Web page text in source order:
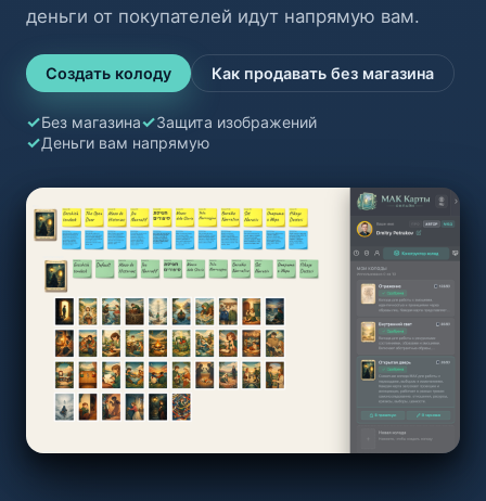
деньги от покупателей идут напрямую вам.
Создать колоду Как продавать без магазина
Без магазина
Защита изображений
Деньги вам напрямую